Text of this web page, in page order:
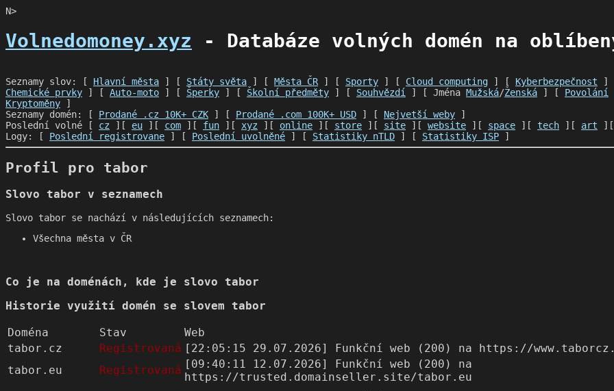
N>
Volnedomoney.xyz - Databáze volných domén na
Seznamy slov: [ Hlavní města ] [ Státy světa ] [ Města ČR ] [ Sporty ] [ Cloud computing ] [ Kyberbezpečnost ]
Chemické prvky ] [ Auto-moto ] [ Šperky ] [ Školní předměty ] [ Souhvězdí ] [ Jména Mužská/Ženská ] [ Povolání
Kryptoměny ]
Seznamy domén: [ Prodané .cz 10K+ CZK ] [ Prodané .com 100K+ USD ] [ Nejvetší weby ]
Poslední volné [ cz ][ eu ][ com ][ fun ][ xyz ][ online ][ store ][ site ][ website ][ space ][ tech ][ art
Logy: [ Poslední registrovane ] [ Poslední uvolněné ] [ Statistiky nTLD ] [ Statistiky ISP ]
Profil pro tabor
Slovo tabor v seznamech
Slovo tabor se nachází v následujících seznamech:
Všechna města v ČR
Co je na doménách, kde je slovo tabor
Historie využití domén se slovem tabor
Doména Stav
Web
tabor.cz
Registrovaná [22:05:15 29.07.2026] Funkční web (200) na https://
tabor.eu
Registrovaná [09:40:11 12.07.2026] Funkční web (200) na
https://trusted.domainseller.site/tabor.eu